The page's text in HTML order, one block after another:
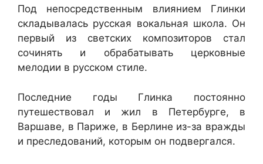
Под непосредственным влиянием Глинки
складывалась русская вокальная школа. Он
первый из светских композиторов стал
сочинять и обрабатывать церковные
мелодии в русском стиле.
Последние годы Глинка постоянно
путешествовал и жил в Петербурге, в
Варшаве, в Париже, в Берлине из-за вражды
и преследований, которым он подвергался.